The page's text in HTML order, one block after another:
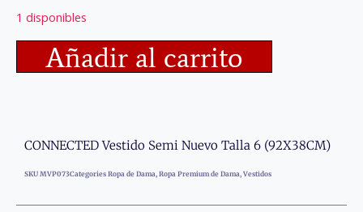
1 disponibles
Añadir al carrito
CONNECTED Vestido Semi Nuevo Talla 6 (92X38CM)
SKU MVP073Categories Ropa de Dama, Ropa Premium de Dama, Vestidos